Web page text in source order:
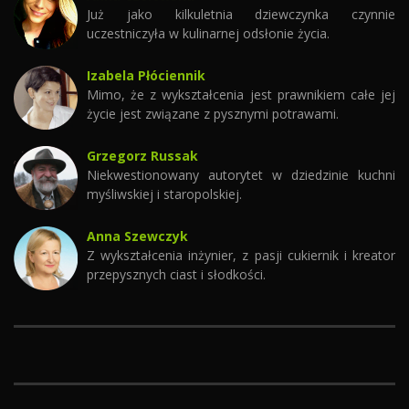
Już jako kilkuletnia dziewczynka czynnie
uczestniczyła w kulinarnej odsłonie życia.
Izabela Płóciennik
Mimo, że z wykształcenia jest prawnikiem całe jej
życie jest związane z pysznymi potrawami.
Grzegorz Russak
Niekwestionowany autorytet w dziedzinie kuchni
myśliwskiej i staropolskiej.
Anna Szewczyk
Z wykształcenia inżynier, z pasji cukiernik i kreator
przepysznych ciast i słodkości.